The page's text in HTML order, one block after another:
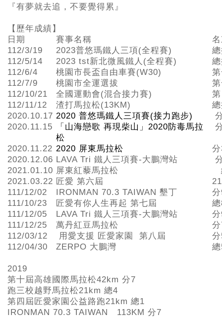
『有夢就去追，不要覺得累』
【歷年成績】
日期
賽事名稱
112/3/19
2023普悠瑪鐵人三項(全程賽)
112/5/14
2023 tst新北微風鐵人(全程賽)
112/6/4
桃園市長盃自由車賽(W30)
112/7/9
桃園市全運選拔
112/10/21
全國運動會(混合接力賽)
112/11/12
渣打馬拉松(13KM)
2020.10.17 2020 普悠瑪鐵人三項賽(接力跑步)
2020.11.15
「山海戀歌 再現柴山」2020防毒馬拉
松
2020.11.22 2020 屏東馬拉松
2020.12.06 LAVA Tri 鐵人三項賽-大鵬灣站
2021.01.10 屏東紅藜馬拉松
2021.03.22 匠愛 第六屆
111/12/02
IRONMAN 70.3 TAIWAN 墾丁
111/10/23
匠愛有你人生再起 第七屆
111/12/05
LAVA Tri 鐵人三項賽-大鵬灣站
111/12/25
萬丹紅豆馬拉松
112/03/12
用愛支援 匠愛家園 第八屆
112/04/30
ZERPO 大鵬灣
2019
第十屆高雄國際馬拉松42km 分7
跑三校越野馬拉松21km 總4
第四屆匠愛家園公益路跑21km 總1
IRONMAN 70.3 TAIWAN 113KM 分7